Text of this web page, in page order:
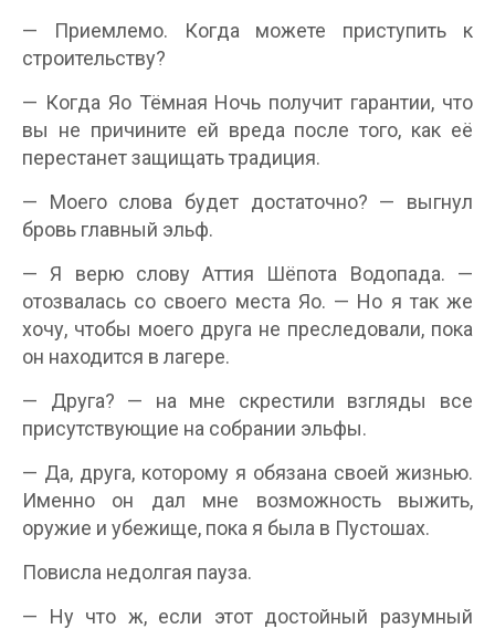
— Приемлемо. Когда можете приступить к
строительству?
— Когда Яо Тёмная Ночь получит гарантии, что
вы не причините ей вреда после того, как её
перестанет защищать традиция.
— Моего слова будет достаточно? — выгнул
бровь главный эльф.
— Я верю слову Аттия Шёпота Водопада. —
отозвалась со своего места Яо. — Но я так же
хочу, чтобы моего друга не преследовали, пока
он находится в лагере.
— Друга? — на мне скрестили взгляды все
присутствующие на собрании эльфы.
— Да, друга, которому я обязана своей жизнью.
Именно он дал мне возможность выжить,
оружие и убежище, пока я была в Пустошах.
Повисла недолгая пауза.
— Ну что ж, если этот достойный разумный